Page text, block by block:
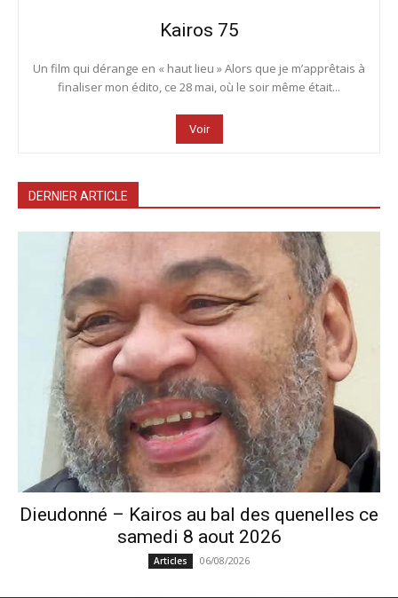
Kairos 75
Un film qui dérange en « haut lieu » Alors que je m’apprêtais à
finaliser mon édito, ce 28 mai, où le soir même était...
Voir
DERNIER ARTICLE
Dieudonné – Kairos au bal des quenelles ce
samedi 8 aout 2026
Articles 06/08/2026